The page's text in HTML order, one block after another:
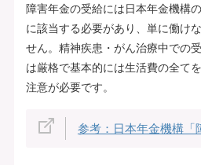
障害年金の受給には日本年金機構
に該当する必要があり、単に働け
せん。精神疾患・がん治療中での
は厳格で基本的には生活費の全て
注意が必要です。
参考：日本年金機構「